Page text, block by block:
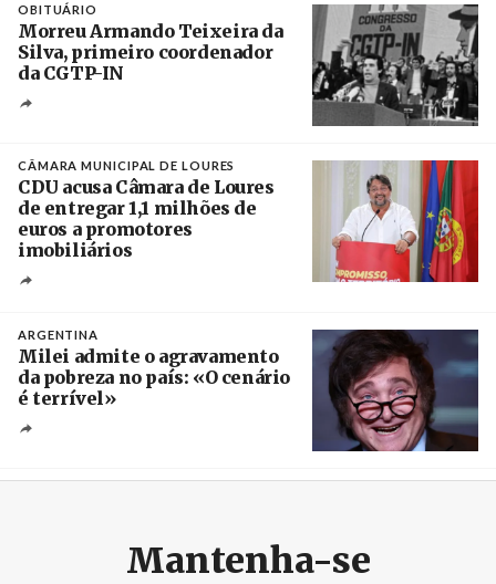
OBITUÁRIO
Morreu Armando Teixeira da
Silva, primeiro coordenador
da CGTP-IN
CÂMARA MUNICIPAL DE LOURES
CDU acusa Câmara de Loures
de entregar 1,1 milhões de
euros a promotores
imobiliários
ARGENTINA
Milei admite o agravamento
da pobreza no país: «O cenário
é terrível»
Mantenha-se